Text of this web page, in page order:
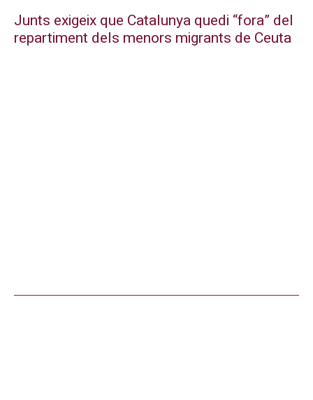
Junts exigeix que Catalunya quedi “fora” del
repartiment dels menors migrants de Ceuta